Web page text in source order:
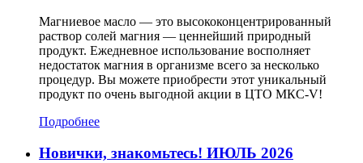
Магниевое масло — это высококонцентрированный
раствор солей магния — ценнейший природный
продукт. Ежедневное использование восполняет
недостаток магния в организме всего за несколько
процедур. Вы можете приобрести этот уникальный
продукт по очень выгодной акции в ЦТО МКС-V!
Подробнее
Новички, знакомьтесь! ИЮЛЬ 2026